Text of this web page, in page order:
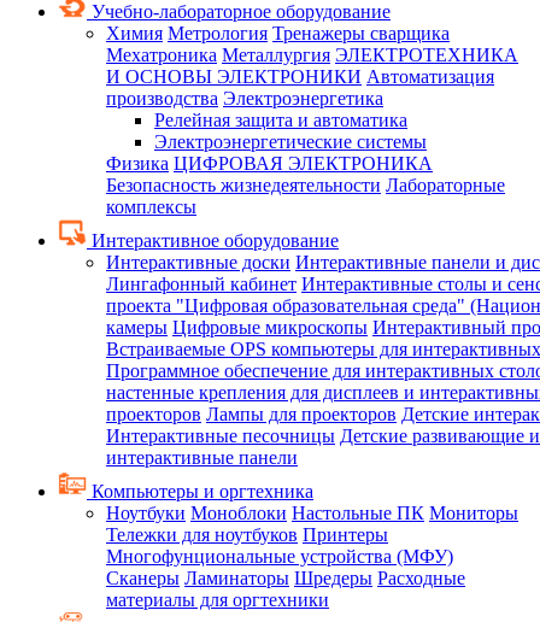
Учебно-лабораторное оборудование
Химия Метрология Тренажеры сварщика
Мехатроника Металлургия ЭЛЕКТРОТЕХНИКА
И ОСНОВЫ ЭЛЕКТРОНИКИ Автоматизация
производства Электроэнергетика
Релейная защита и автоматика
Электроэнергетические системы
Физика ЦИФРОВАЯ ЭЛЕКТРОНИКА
Безопасность жизнедеятельности Лабораторные
комплексы
Интерактивное оборудование
Интерактивные доски Интерактивные панели и
Лингафонный кабинет Интерактивные столы и
проекта "Цифровая образовательная среда"
камеры Цифровые микроскопы Интерактивный
Встраиваемые OPS компьютеры для
Программное обеспечение для интерактивных
настенные крепления для дисплеев и
проекторов Лампы для проекторов Детские
Интерактивные песочницы Детские развивающие
интерактивные панели
Компьютеры и оргтехника
Ноутбуки Моноблоки Настольные ПК Мониторы
Тележки для ноутбуков Принтеры
Многофунциональные устройства (МФУ)
Сканеры Ламинаторы Шредеры Расходные
материалы для оргтехники